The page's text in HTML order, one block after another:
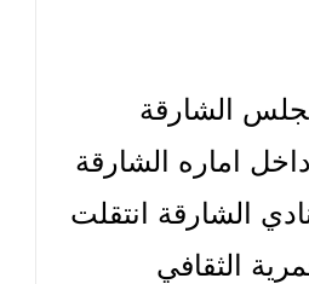
الشارقة
اماره الشارقة
الشارقة انتقلت
الثقافي